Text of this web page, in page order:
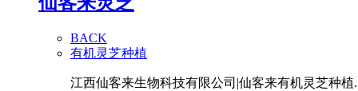
BACK
有机灵芝种植
江西仙客来生物科技有限公司|仙客来有机灵芝种植